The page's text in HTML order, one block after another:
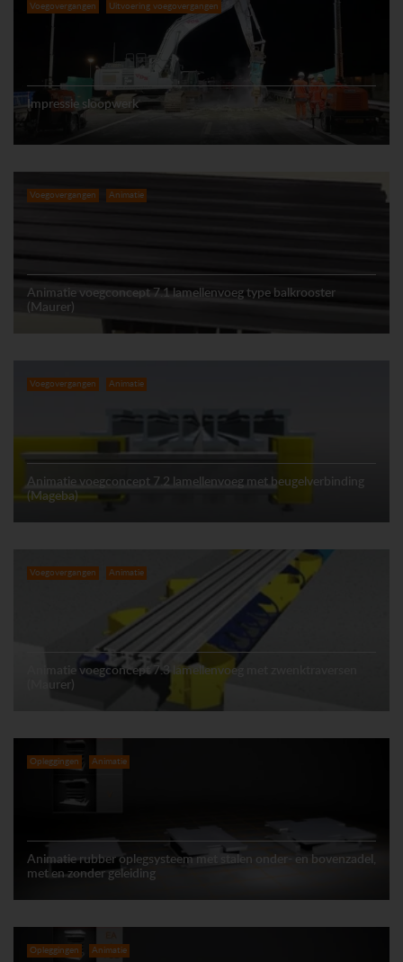
Voegovergangen Uitvoering voegovergangen
Impressie sloopwerk
Voegovergangen Animatie
Animatie voegconcept 7.1 lamellenvoeg type balkrooster
(Maurer)
Voegovergangen Animatie
Animatie voegconcept 7.2 lamellenvoeg met beugelverbinding
(Mageba)
Voegovergangen Animatie
Animatie voegconcept 7.3 lamellenvoeg met zwenktraversen
(Maurer)
Opleggingen Animatie
Animatie rubber oplegsysteem met stalen onder- en bovenzadel,
met en zonder geleiding
Opleggingen Animatie